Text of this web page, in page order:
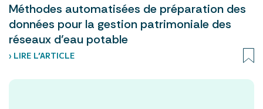
Méthodes automatisées de préparation des
données pour la gestion patrimoniale des
réseaux d’eau potable
› LIRE L’ARTICLE